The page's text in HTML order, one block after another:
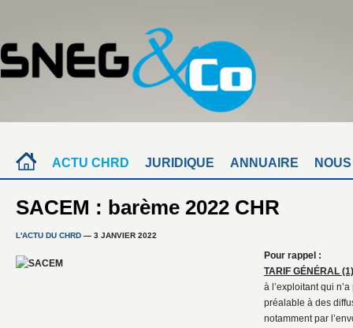
ACTU CHRD JURIDIQUE ANNUAIRE
SACEM : barème 2022 CHR
L'ACTU DU CHRD — 3 JANVIER 2022
Pour rappel :
TARIF GÉNÉRAL (1)
à l’exploitant qui
préalable à des
notamment par